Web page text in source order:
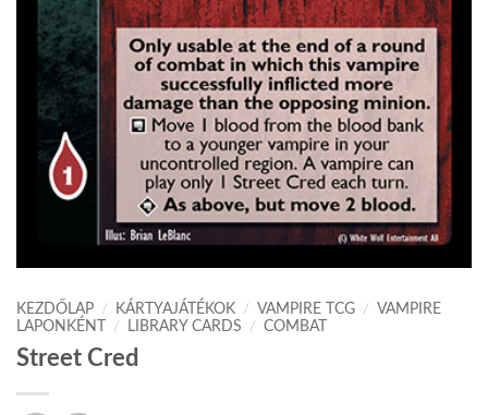
KEZDŐLAP / KÁRTYAJÁTÉKOK / VAMPIRE TCG /
VAMPIRE
LAPONKÉNT
/ LIBRARY CARDS / COMBAT
Street Cred